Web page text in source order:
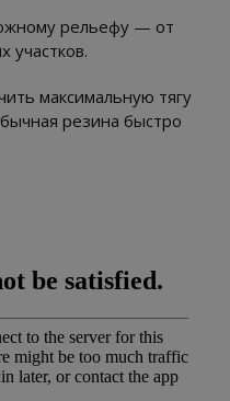
рельефу — от
участков.
максимальную тягу
резина быстро